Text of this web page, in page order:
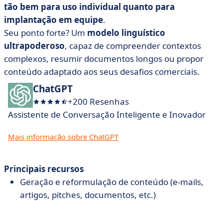
tão bem para uso individual quanto para
implantação em equipe.
Seu ponto forte? Um modelo linguístico
ultrapoderoso, capaz de compreender contextos
complexos, resumir documentos longos ou propor
conteúdo adaptado aos seus desafios comerciais.
ChatGPT
+200 Resenhas
Assistente de Conversação Inteligente e Inovador
Mais informação sobre ChatGPT
Principais recursos
Geração e reformulação de conteúdo (e-mails,
artigos, pitches, documentos, etc.)